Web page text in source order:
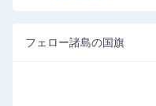
フェロー諸島の国旗